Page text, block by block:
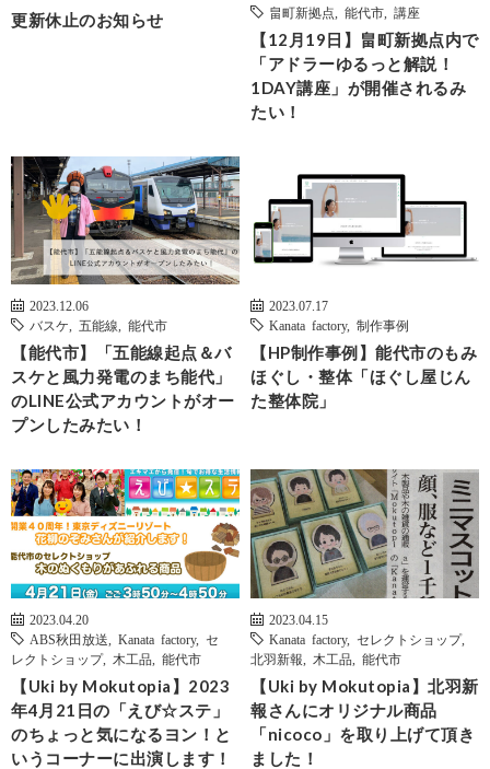
更新休止のお知らせ
畠町新拠点
能代市 講座
【12月19日】畠町新拠点内で
「アドラーゆるっと解説！
1DAY講座」が開催されるみ
たい！
2023.12.06
バスケ
五能線 能代市
【能代市】「五能線起点＆バ
スケと風力発電のまち能代」
のLINE公式アカウントがオー
プンしたみたい！
2023.07.17
Kanata factory, 制作事例
【HP制作事例】能代市のもみ
ほぐし・整体「ほぐし屋じん
た整体院」
2023.04.20
ABS秋田放送
Kanata factory, セ
レクトショップ, 木工品 能代市
【Uki by Mokutopia】2023
年4月21日の「えび☆ステ」
のちょっと気になるヨン！と
いうコーナーに出演します！
2023.04.15
Kanata factory, セレクトショップ,
北羽新報
木工品 能代市
【Uki by Mokutopia】北羽新
報さんにオリジナル商品
「nicoco」を取り上げて頂き
ました！